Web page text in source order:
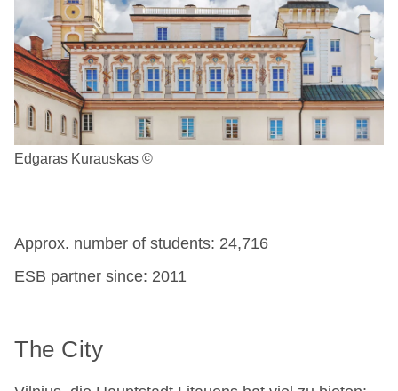
Edgaras Kurauskas ©
Approx. number of students: 24,716
ESB partner since: 2011
The City